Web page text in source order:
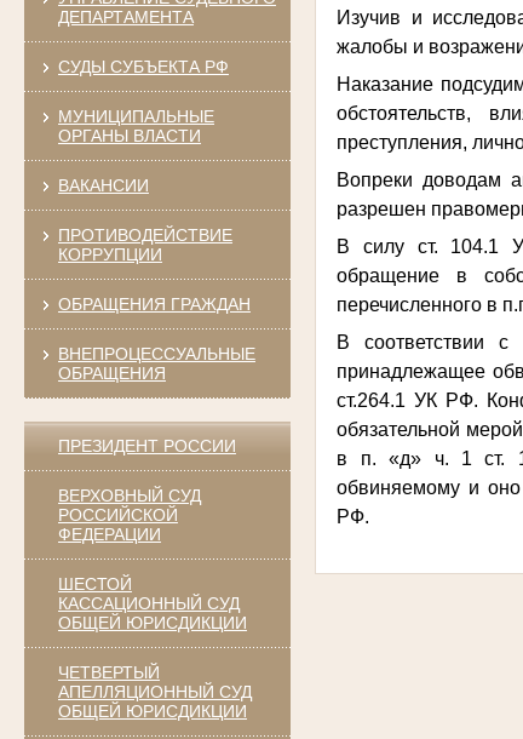
ДЕПАРТАМЕНТА
СУДЫ СУБЪЕКТА РФ
МУНИЦИПАЛЬНЫЕ
ОРГАНЫ ВЛАСТИ
ВАКАНСИИ
ПРОТИВОДЕЙСТВИЕ
КОРРУПЦИИ
ОБРАЩЕНИЯ ГРАЖДАН
ВНЕПРОЦЕССУАЛЬНЫЕ
ОБРАЩЕНИЯ
ПРЕЗИДЕНТ РОССИИ
ВЕРХОВНЫЙ СУД
РОССИЙСКОЙ
ФЕДЕРАЦИИ
ШЕСТОЙ
КАССАЦИОННЫЙ СУД
ОБЩЕЙ ЮРИСДИКЦИИ
ЧЕТВЕРТЫЙ
АПЕЛЛЯЦИОННЫЙ СУД
ОБЩЕЙ ЮРИСДИКЦИИ
Изучив и
жалобы и
Наказание
обстоятельств,
преступления,
Вопреки доводам
разрешен
В силу ст. 104.1
обращение в
перечисленного в
В соответствии
принадлежащее
ст.264.1 УК РФ.
обязательной
в п. «д» ч. 1 ст.
обвиняемому и оно
РФ.